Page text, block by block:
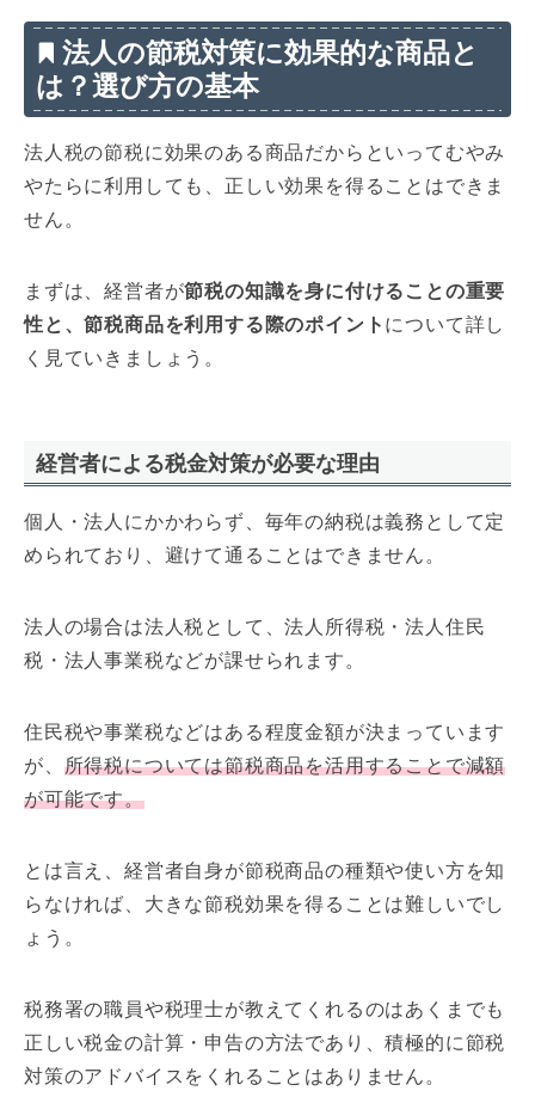
法人の節税対策に効果的な商品と
は？選び方の基本
法人税の節税に効果のある商品だからといってむやみ
やたらに利用しても、正しい効果を得ることはできま
せん。
まずは、経営者が節税の知識を身に付けることの重要
性と、節税商品を利用する際のポイント について詳し
く見ていきましょう。
経営者による税金対策が必要な理由
個人・法人にかかわらず、毎年の納税は義務として定
められており、避けて通ることはできません。
法人の場合は法人税として、法人所得税・法人住民
税・法人事業税などが課せられます。
住民税や事業税などはある程度金額が決まっています
が、 所得税については節税商品を活用することで減額
が可能です。
とは言え、経営者自身が節税商品の種類や使い方を知
らなければ、大きな節税効果を得ることは難しいでし
ょう。
税務署の職員や税理士が教えてくれるのはあくまでも
正しい税金の計算・申告の方法であり、積極的に節税
対策のアドバイスをくれることはありません。